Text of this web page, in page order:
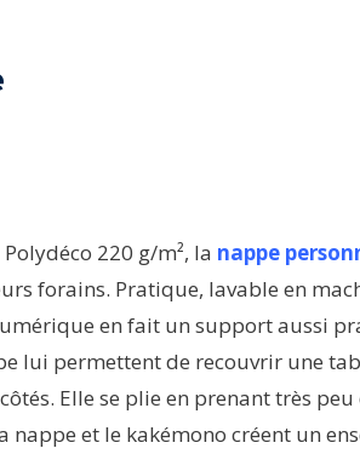
220 g/m², la nappe
forains. Pratique, lavable en
en fait un support aussi
lui permettent de recouvrir une
Elle se plie en prenant très peu
nappe et le kakémono créent un